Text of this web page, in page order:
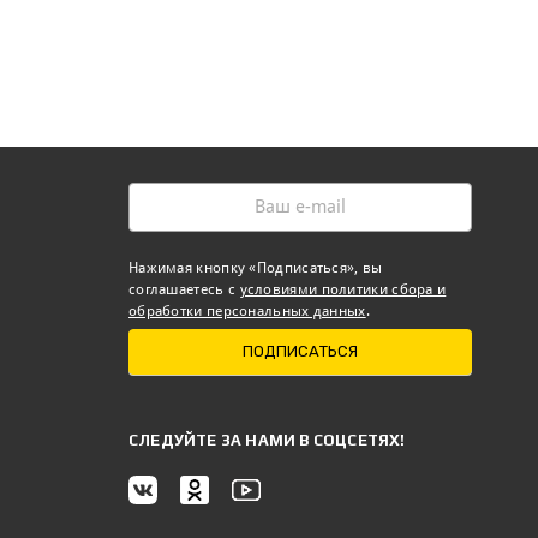
Нажимая кнопку «Подписаться», вы
соглашаетесь с условиями политики сбора и
обработки персональных данных.
ПОДПИСАТЬСЯ
CЛЕДУЙТЕ ЗА НАМИ В СОЦСЕТЯХ!